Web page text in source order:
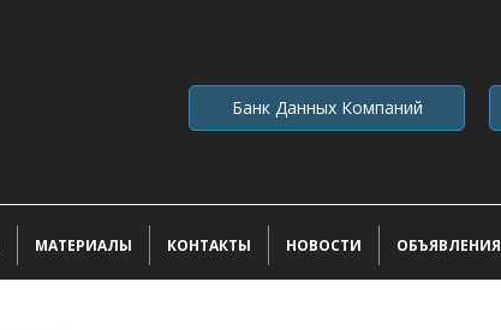
Банк Данных Компаний
МАТЕРИАЛЫ КОНТАКТЫ НОВОСТИ ОБЪЯВЛЕНИЯ